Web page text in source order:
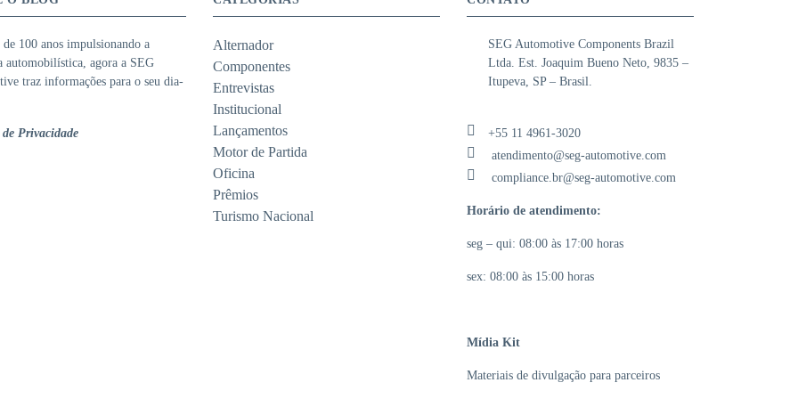
de 100 anos impulsionando a
automobilística, agora a SEG
traz informações para o seu dia-
Privacidade
Alternador
Componentes
Entrevistas
Institucional
Lançamentos
Motor de Partida
Oficina
Prêmios
Turismo Nacional
SEG Automotive Components Brazil
Ltda. Est. Joaquim Bueno Neto, 9835 –
Itupeva, SP – Brasil.
+55 11 4961-3020
atendimento@seg-automotive.com
compliance.br@seg-automotive.com
Horário de atendimento:
seg – qui: 08:00 às 17:00 horas
sex: 08:00 às 15:00 horas
Mídia Kit
Materiais de divulgação para parceiros